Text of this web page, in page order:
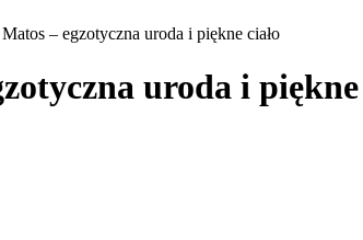
– egzotyczna uroda i piękne ciało
uroda i piękne